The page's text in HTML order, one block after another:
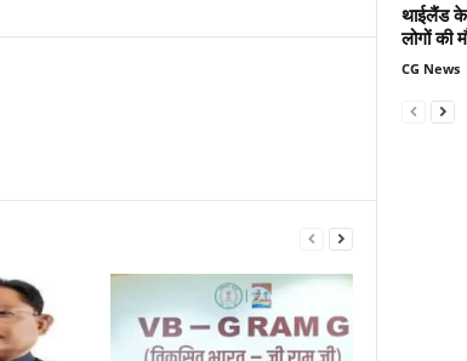
थाईलैंड के
लोगों की
CG News